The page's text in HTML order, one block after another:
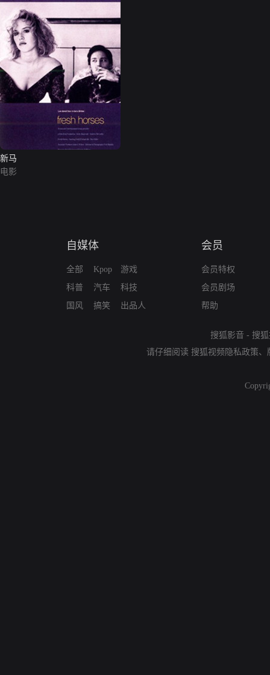
新马
电影
自媒体
全部
科普
国风
Kpop
汽车
搞笑
游戏
科技
出品人
会员
会员特权
会员剧场
帮助
搜狐影音 - 搜
请仔细阅读 搜狐视频隐私政策、